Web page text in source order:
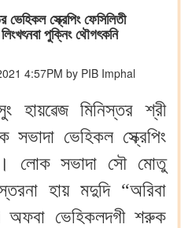
স্ক্রেপিং ফেসিলিতী
পুক্নিং থৌগৎকনি
2021 4:57PM by PIB Imphal
হায়ৱেজ মিনিস্তর শ্রী
সভাদা ভেহিকল স্ক্রেপিং
লোক সভাদা সৌ মোতু
হায় মদুদি “অরিবা
অফবা ভেহিকলদগী শরুক